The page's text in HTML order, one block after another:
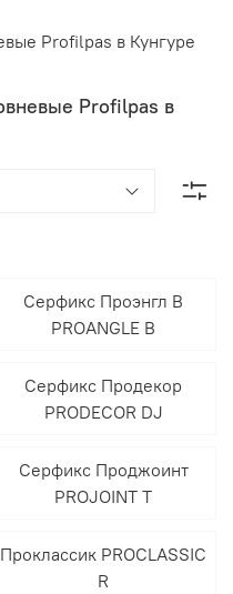
Profilpas в Кунгуре
Profilpas в
Серфикс Проэнгл В
PROANGLE B
Серфикс Продекор
PRODECOR DJ
Серфикс Проджоинт
PROJOINT T
Проклассик PROCLASSIC
R